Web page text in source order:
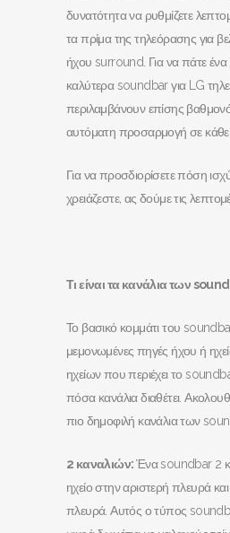
δυνατότητα να ρυθμίζετε
τα πρίμα της τηλεόρασης για
ήχου surround. Για να πάτε
καλύτερα soundbar για LG
περιλαμβάνουν επίσης
αυτόματη προσαρμογή σε
Για να προσδιορίσετε πόση
χρειάζεστε, ας δούμε τις
Τι είναι τα κανάλια των
Το βασικό κομμάτι του
μεμονωμένες πηγές ήχου ή
ηχείων που περιέχει το
πόσα κανάλια διαθέτει.
πιο δημοφιλή κανάλια των
2 καναλιών:Ένα soundbar 2
ηχείο στην αριστερή πλευρά
πλευρά. Αυτός ο τύπος soundbar